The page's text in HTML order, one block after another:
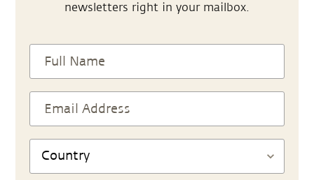
newsletters right in your mailbox.